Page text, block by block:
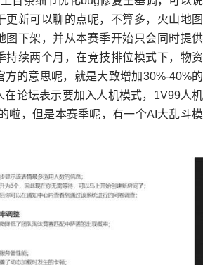
更新可以聊的点呢，不算多，火山地图
图下架，并从本赛季开始只会同时提供
持续两个月，在竞技排位模式下，物资
方的意思呢，就是大致增加30%-40%的
在论坛表示要加入人机模式，1V99人机
啦，但是本赛季呢，有一个AI大乱斗模